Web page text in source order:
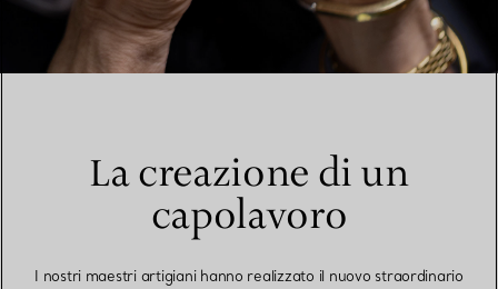
La creazione di un
capolavoro
I nostri maestri artigiani hanno realizzato il nuovo straordinario